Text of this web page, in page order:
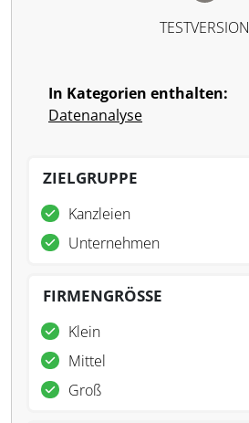
TESTVERSION
In Kategorien enthalten:
Datenanalyse
ZIELGRUPPE
Kanzleien
Unternehmen
FIRMENGRÖSSE
Klein
Mittel
Groß